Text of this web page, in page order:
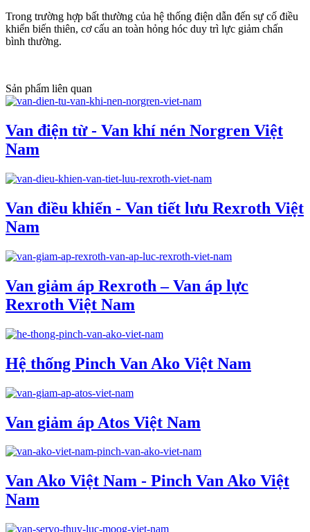
Trong trường hợp bất thường của hệ thống điện dẫn đến sự cố điều
khiển biến thiên, cơ cấu an toàn hỏng hóc duy trì lực giảm chấn
bình thường.
Sản phẩm liên quan
Van điện từ - Van khí nén Norgren Việt
Nam
Van điều khiển - Van tiết lưu Rexroth Việt
Nam
Van giảm áp Rexroth – Van áp lực
Rexroth Việt Nam
Hệ thống Pinch Van Ako Việt Nam
Van giảm áp Atos Việt Nam
Van Ako Việt Nam - Pinch Van Ako Việt
Nam